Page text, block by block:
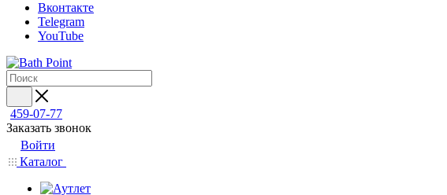
Вконтакте
Telegram
YouTube
459-07-77
Заказать звонок
Войти
Каталог